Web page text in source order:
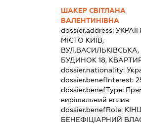
ШАКЕР СВІТЛАНА
ВАЛЕНТИНІВНА
dossier.address:
МІСТО КИЇВ,
ВУЛ.ВАСИЛЬКІВСЬКА,
БУДИНОК 18,
dossier.nationality:
dossier.benefInterest:
dossier.benefType:
вирішальний вплив
dossier.benefRole:
БЕНЕФІЦІАРНИЙ